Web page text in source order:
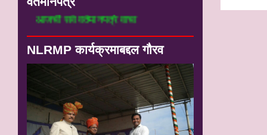
आजची सर्व वर्तमानपत्रे वाचा
NLRMP कार्यक्रमाबद्दल गौरव